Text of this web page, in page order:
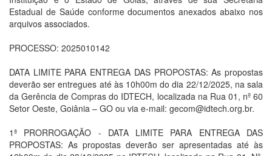
Estadual de Saúde conforme documentos anexados abaixo nos
arquivos associados.
PROCESSO: 2025010142
DATA LIMITE PARA ENTREGA DAS PROPOSTAS: As propostas
deverão ser entregues até às 10h00m do dia 22/12/2025, na sala
da Gerência de Compras do IDTECH, localizada na Rua 01, nº 60
Setor Oeste, Goiânia – GO ou via e-mail: gecom@idtech.org.br.
1ª PRORROGAÇÃO - DATA LIMITE PARA ENTREGA DAS
PROPOSTAS: As propostas deverão ser apresentadas até às